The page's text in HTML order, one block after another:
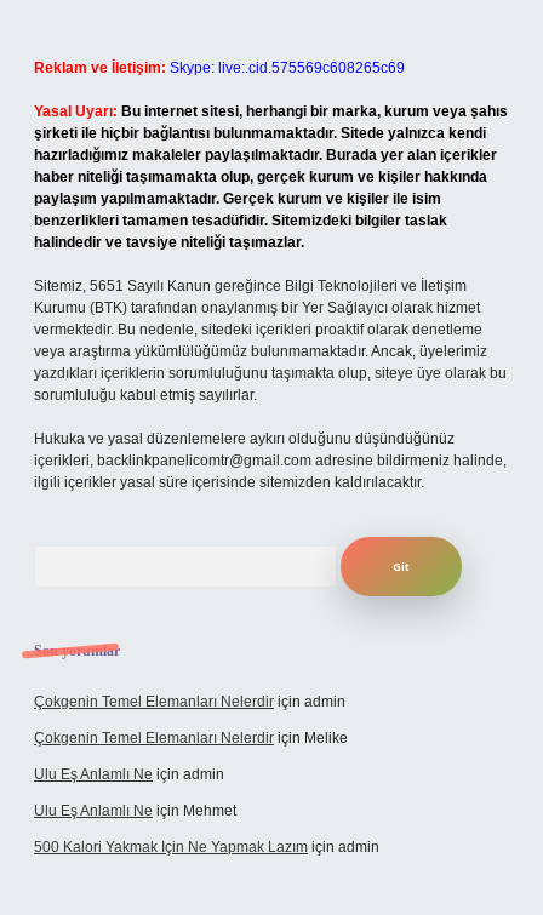
Reklam ve İletişim: Skype: live:.cid.575569c608265c69
Yasal Uyarı: Bu internet sitesi, herhangi bir marka, kurum veya şahıs
şirketi ile hiçbir bağlantısı bulunmamaktadır. Sitede yalnızca kendi
hazırladığımız makaleler paylaşılmaktadır. Burada yer alan içerikler
haber niteliği taşımamakta olup, gerçek kurum ve kişiler hakkında
paylaşım yapılmamaktadır. Gerçek kurum ve kişiler ile isim
benzerlikleri tamamen tesadüfidir. Sitemizdeki bilgiler taslak
halindedir ve tavsiye niteliği taşımazlar.
Sitemiz, 5651 Sayılı Kanun gereğince Bilgi Teknolojileri ve İletişim
Kurumu (BTK) tarafından onaylanmış bir Yer Sağlayıcı olarak hizmet
vermektedir. Bu nedenle, sitedeki içerikleri proaktif olarak denetleme
veya araştırma yükümlülüğümüz bulunmamaktadır. Ancak, üyelerimiz
yazdıkları içeriklerin sorumluluğunu taşımakta olup, siteye üye olarak bu
sorumluluğu kabul etmiş sayılırlar.
Hukuka ve yasal düzenlemelere aykırı olduğunu düşündüğünüz
içerikleri, backlinkpanelicomtr@gmail.com adresine bildirmeniz halinde,
ilgili içerikler yasal süre içerisinde sitemizden kaldırılacaktır.
Son yorumlar
Çokgenin Temel Elemanları Nelerdir için admin
Çokgenin Temel Elemanları Nelerdir için Melike
Ulu Eş Anlamlı Ne için admin
Ulu Eş Anlamlı Ne için Mehmet
500 Kalori Yakmak Için Ne Yapmak Lazım için admin